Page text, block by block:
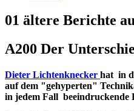
01 ältere Berichte
A200 Der
Dieter Lichtenknecker hat in
auf dem "gehyperten"
in jedem Fall beeindruckende